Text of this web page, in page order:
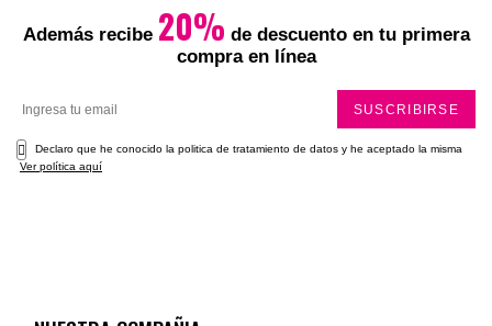
Además recibe 20% de descuento en tu primera
compra en línea
SUSCRIBIRSE
Declaro que he conocido la politica de tratamiento de datos y he aceptado la misma
Ver política aquí